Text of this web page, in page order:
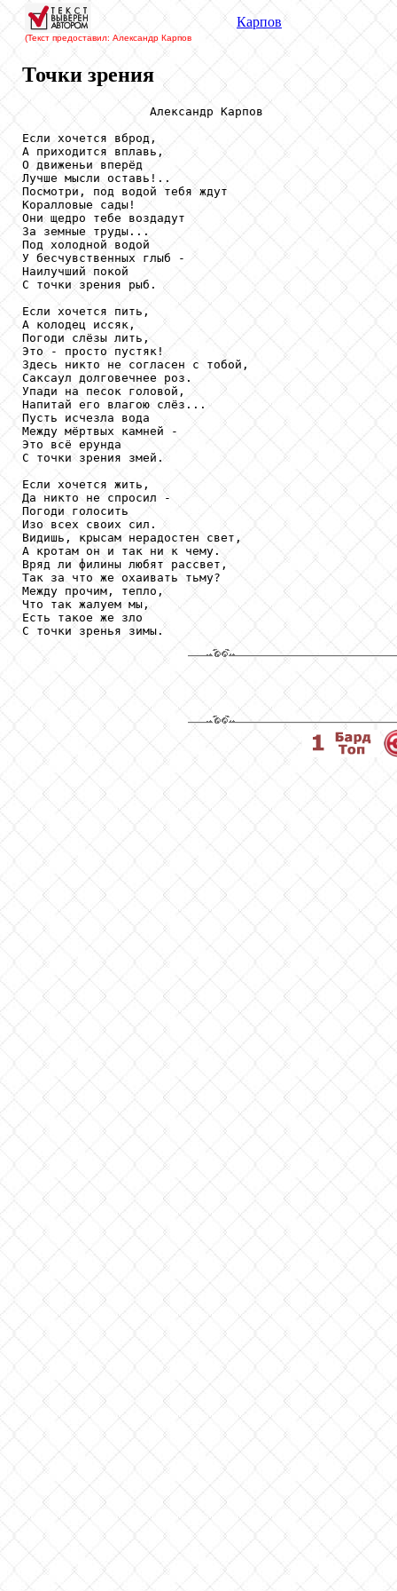
(Текст предоставил: Александр Карпов
Карпов
Точки зрения
                  Александр Карпов
Если хочется вброд,
А приходится вплавь,
О движеньи вперёд
Лучше мысли оставь!..
Посмотри, под водой тебя ждут
Коралловые сады!
Они щедро тебе воздадут
За земные труды...
Под холодной водой
У бесчувственных глыб -
Наилучший покой
С точки зрения рыб.
Если хочется пить,
А колодец иссяк,
Погоди слёзы лить,
Это - просто пустяк!
Здесь никто не согласен с тобой,
Саксаул долговечнее роз.
Упади на песок головой,
Напитай его влагою слёз...
Пусть исчезла вода
Между мёртвых камней -
Это всё ерунда
С точки зрения змей.
Если хочется жить,
Да никто не спросил -
Погоди голосить
Изо всех своих сил.
Видишь, крысам нерадостен свет,
А кротам он и так ни к чему.
Вряд ли филины любят рассвет,
Так за что же охаивать тьму?
Между прочим, тепло,
Что так жалуем мы,
Есть такое же зло
С точки зренья зимы.